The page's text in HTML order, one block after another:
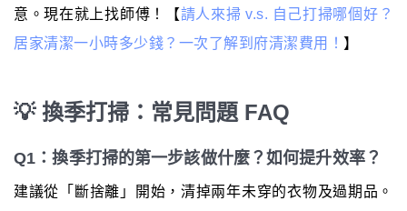
意。現在就上找師傅！【請人來掃 v.s. 自己打掃哪個好？
居家清潔一小時多少錢？一次了解到府清潔費用！ 】
💡 換季打掃：常見問題 FAQ
Q1：換季打掃的第一步該做什麼？如何提升效率？
建議從「斷捨離」開始，清掉兩年未穿的衣物及過期品。